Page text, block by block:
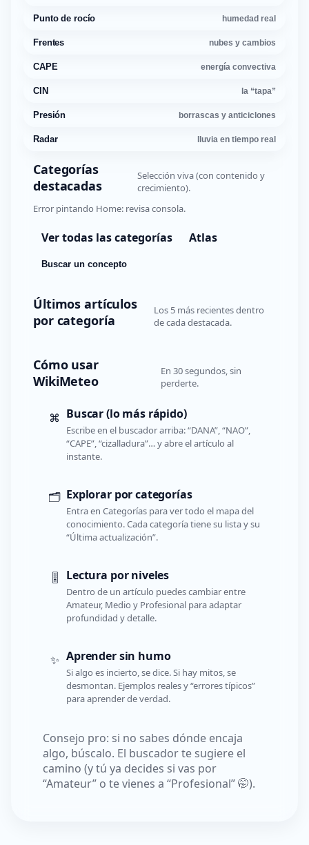
Punto de rocío humedad real
Frentes nubes y cambios
CAPE energía convectiva
CIN la “tapa”
Presión borrascas y anticiclones
Radar lluvia en tiempo real
Categorías
destacadas
Selección viva (con contenido y
crecimiento).
Error pintando Home: revisa consola.
Ver todas las categorías Atlas
Buscar un concepto
Últimos artículos
por categoría
Los 5 más recientes dentro
de cada destacada.
Cómo usar
WikiMeteo
En 30 segundos, sin
perderte.
⌘ Buscar (lo más rápido)
Escribe en el buscador arriba: “DANA”, “NAO”,
“CAPE”, “cizalladura”… y abre el artículo al
instante.
🗂️ Explorar por categorías
Entra en Categorías para ver todo el mapa del
conocimiento. Cada categoría tiene su lista y su
“Última actualización”.
🎚️ Lectura por niveles
Dentro de un artículo puedes cambiar entre
Amateur, Medio y Profesional para adaptar
profundidad y detalle.
✨ Aprender sin humo
Si algo es incierto, se dice. Si hay mitos, se
desmontan. Ejemplos reales y “errores típicos”
para aprender de verdad.
Consejo pro: si no sabes dónde encaja
algo, búscalo. El buscador te sugiere el
camino (y tú ya decides si vas por
“Amateur” o te vienes a “Profesional” 🤭).